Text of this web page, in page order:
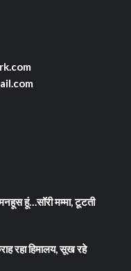
हूं…सॉरी मम्मा, टूटती
रहा हिमालय, सूख रहे